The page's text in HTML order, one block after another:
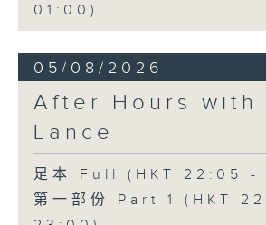
01:00)
05/08/2026
After Hours with
Lance
足本 Full (HKT 22:05 -
第一部份 Part 1 (HKT